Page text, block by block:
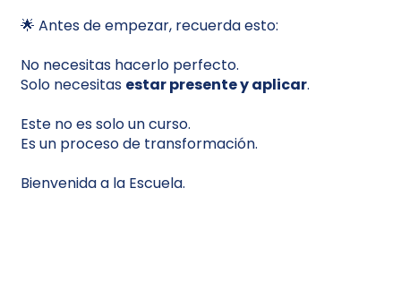
🌟 Antes de empezar, recuerda esto:
No necesitas hacerlo perfecto.
Solo necesitas estar presente y aplicar.
Este no es solo un curso.
Es un proceso de transformación.
Bienvenida a la Escuela.